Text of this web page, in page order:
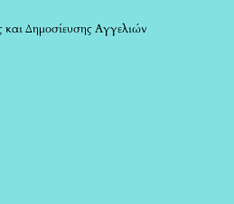
Δημοσίευσης Αγγελιών